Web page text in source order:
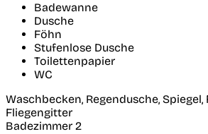
Badewanne
Dusche
Föhn
Stufenlose Dusche
Toilettenpapier
WC
Waschbecken, Regendusche, Spiegel,
Fliegengitter
Badezimmer 2